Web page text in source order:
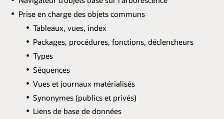
Prise en charge des objets communs
Tableaux, vues, index
Packages, procédures, fonctions, déclencheurs
Types
Séquences
Vues et journaux matérialisés
Synonymes (publics et privés)
Liens de base de données